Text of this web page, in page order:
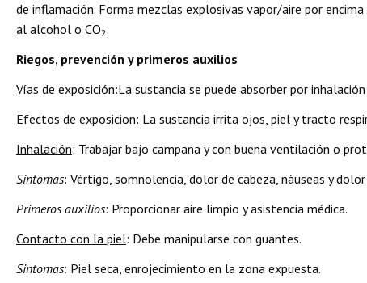
de inflamación. Forma mezclas explosivas vapor/aire por
al alcohol o CO2.
Riegos, prevención y primeros auxilios
Vías de exposición:La sustancia se puede absorber por
Efectos de exposicion: La sustancia irrita ojos, piel y tracto
Inhalación: Trabajar bajo campana y con buena ventilación o
Sintomas: Vértigo, somnolencia, dolor de cabeza, náuseas y
Primeros auxilios: Proporcionar aire limpio y asistencia médica.
Contacto con la piel: Debe manipularse con guantes.
Sintomas: Piel seca, enrojecimiento en la zona expuesta.